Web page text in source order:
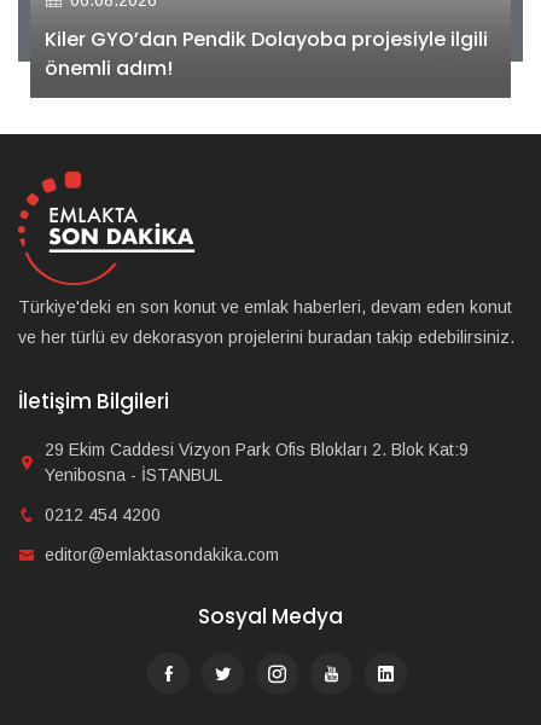
Kiler GYO’dan Pendik Dolayoba projesiyle ilgili
önemli adım!
Türkiye'deki en son konut ve emlak haberleri, devam eden konut
ve her türlü ev dekorasyon projelerini buradan takip edebilirsiniz.
İletişim Bilgileri
29 Ekim Caddesi Vizyon Park Ofis Blokları 2. Blok Kat:9
Yenibosna - İSTANBUL
0212 454 4200
editor@emlaktasondakika.com
Sosyal Medya